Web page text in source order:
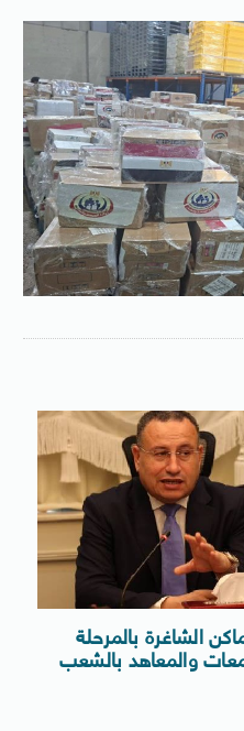
الشاغرة بالمرحلة
والمعاهد بالشعب